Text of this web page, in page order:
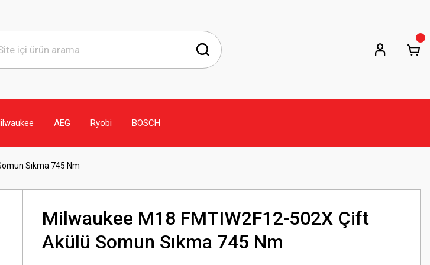
AEG Ryobi BOSCH
Sıkma 745 Nm
Milwaukee M18 FMTIW2F12-502X Çift
Akülü Somun Sıkma 745 Nm